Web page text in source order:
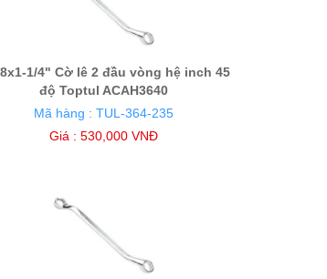
1/4" Cờ lê 2 đầu vòng hệ inch 45
độ Toptul ACAH3640
Mã hàng : TUL-364-235
Giá : 530,000 VNĐ